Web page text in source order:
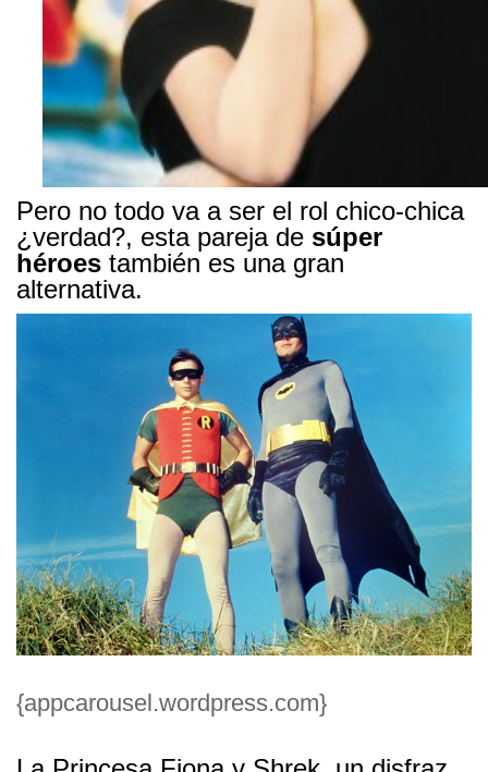
Pero no todo va a ser el rol chico-chica
¿verdad?, esta pareja de súper
héroes también es una gran
alternativa.
{appcarousel.wordpress.com}